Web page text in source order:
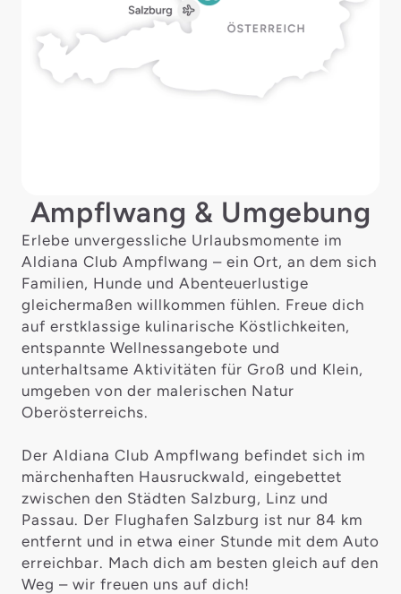
Ampflwang & Umgebung
Erlebe unvergessliche Urlaubsmomente im
Aldiana Club Ampflwang – ein Ort, an dem sich
Familien, Hunde und Abenteuerlustige
gleichermaßen willkommen fühlen. Freue dich
auf erstklassige kulinarische Köstlichkeiten,
entspannte Wellnessangebote und
unterhaltsame Aktivitäten für Groß und Klein,
umgeben von der malerischen Natur
Oberösterreichs.
Der Aldiana Club Ampflwang befindet sich im
märchenhaften Hausruckwald, eingebettet
zwischen den Städten Salzburg, Linz und
Passau. Der Flughafen Salzburg ist nur 84 km
entfernt und in etwa einer Stunde mit dem Auto
erreichbar. Mach dich am besten gleich auf den
Weg – wir freuen uns auf dich!